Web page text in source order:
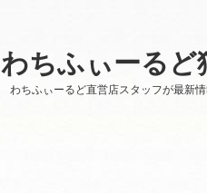
わちふぃーるど
わちふぃーるど直営店スタッフが最新